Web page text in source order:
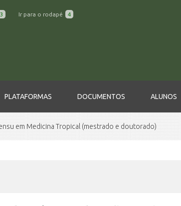
3 Ir para o rodapé 4
PLATAFORMAS DOCUMENTOS ALUNOS
em Medicina Tropical (mestrado e doutorado)